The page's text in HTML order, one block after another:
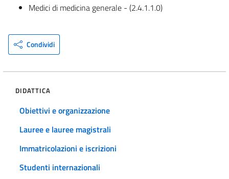
Medici di medicina generale - (2.4.1.1.0)
Condividi
DIDATTICA
Obiettivi e organizzazione
Lauree e lauree magistrali
Immatricolazioni e iscrizioni
Studenti internazionali